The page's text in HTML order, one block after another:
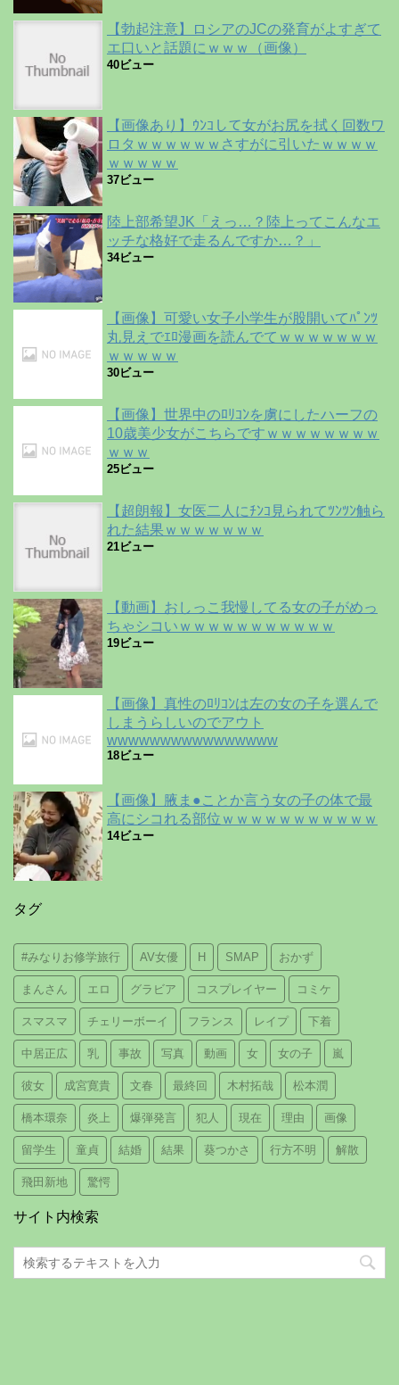
【勃起注意】ロシアのJCの発育がよすぎて
エ口いと話題にｗｗｗ（画像）
40ビュー
【画像あり】ｳﾝｺして女がお尻を拭く回数ワ
ロタｗｗｗｗｗｗさすがに引いたｗｗｗｗ
ｗｗｗｗｗ
37ビュー
陸上部希望JK「えっ…？陸上ってこんなエ
ッチな格好で走るんですか…？」
34ビュー
【画像】可愛い女子小学生が股開いてﾊﾟﾝﾂ
丸見えでｴﾛ漫画を読んでてｗｗｗｗｗｗｗ
ｗｗｗｗｗ
30ビュー
【画像】世界中のﾛﾘｺﾝを虜にしたハーフの
10歳美少女がこちらですｗｗｗｗｗｗｗｗ
ｗｗｗ
25ビュー
【超朗報】女医二人にﾁﾝｺ見られてﾂﾝﾂﾝ触ら
れた結果ｗｗｗｗｗｗｗ
21ビュー
【動画】おしっこ我慢してる女の子がめっ
ちゃシコいｗｗｗｗｗｗｗｗｗｗｗ
19ビュー
【画像】真性のﾛﾘｺﾝは左の女の子を選んで
しまうらしいのでアウト
wwwwwwwwwwwwwwww
18ビュー
【画像】腋ま●ことか言う女の子の体で最
高にシコれる部位ｗｗｗｗｗｗｗｗｗｗｗ
14ビュー
タグ
#みなりお修学旅行 AV女優 H SMAP おかず
まんさん エロ グラビア コスプレイヤー コミケ
スマスマ チェリーボーイ フランス レイプ 下着
中居正広 乳 事故 写真 動画 女 女の子 嵐
彼女 成宮寛貴 文春 最終回 木村拓哉 松本潤
橋本環奈 炎上 爆弾発言 犯人 現在 理由 画像
留学生 童貞 結婚 結果 葵つかさ 行方不明 解散
飛田新地 驚愕
サイト内検索